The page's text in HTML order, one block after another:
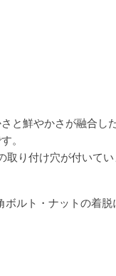
と鮮やかさが融合し
。
り付け穴が付いてい
ルト・ナットの着脱